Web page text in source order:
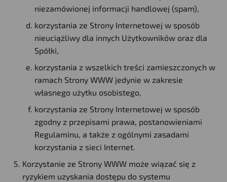
niezamówionej informacji handlowej (spam),
korzystania ze Strony Internetowej w sposób
nieuciążliwy dla innych Użytkowników oraz dla
Spółki,
korzystania z wszelkich treści zamieszczonych w
ramach Strony WWW jedynie w zakresie
własnego użytku osobistego,
korzystania ze Strony Internetowej w sposób
zgodny z przepisami prawa, postanowieniami
Regulaminu, a także z ogólnymi zasadami
korzystania z sieci Internet.
Korzystanie ze Strony WWW może wiązać się z
ryzykiem uzyskania dostępu do systemu